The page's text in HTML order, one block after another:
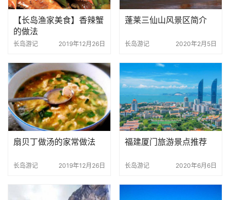
【长岛渔家美食】香辣蟹
的做法
长岛游记 2019年12月26日
蓬莱三仙山风景区简介
长岛游记 2020年2月5日
扇贝丁做汤的家常做法
长岛游记 2019年12月26日
福建厦门旅游景点推荐
长岛游记 2020年6月6日